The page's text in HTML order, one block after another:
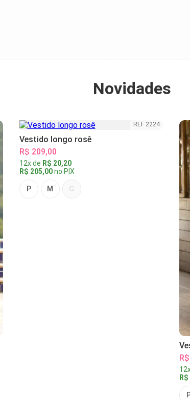
Novidades
REF 2224
Vestido longo rosê
R$ 209,00
12x de R$ 20,20
R$ 205,00no PIX
P M G